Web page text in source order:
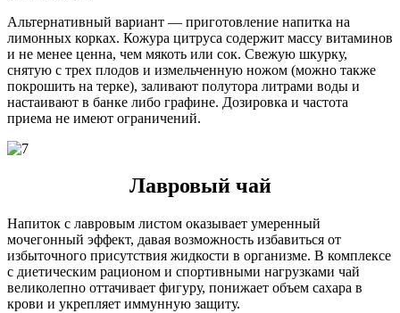
Альтернативный вариант — приготовление напитка на
лимонных корках. Кожура цитруса содержит массу витаминов
и не менее ценна, чем мякоть или сок. Свежую шкурку,
снятую с трех плодов и измельченную ножом (можно также
покрошить на терке), заливают полутора литрами воды и
настаивают в банке либо графине. Дозировка и частота
приема не имеют ограничений.
Лавровый чай
Напиток с лавровым листом оказывает умеренный
мочегонный эффект, давая возможность избавиться от
избыточного присутствия жидкости в организме. В комплексе
с диетическим рационом и спортивными нагрузками чай
великолепно оттачивает фигуру, понижает объем сахара в
крови и укрепляет иммунную защиту.